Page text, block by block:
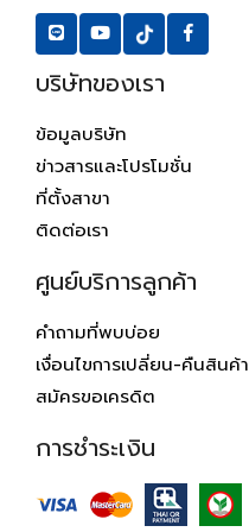
บริษัทของเรา
ข้อมูลบริษัท
ข่าวสารและโปรโมชั่น
ที่ตั้งสาขา
ติดต่อเรา
ศูนย์บริการลูกค้า
คำถามที่พบบ่อย
เงื่อนไขการเปลี่ยน-คืนสินค้า
สมัครขอเครดิต
การชำระเงิน